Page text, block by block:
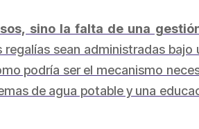
sino la falta de una
regalías sean administradas
podría ser el mecanismo
de agua potable y una